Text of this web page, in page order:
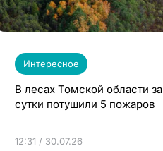
Интересное
В лесах Томской области за
сутки потушили 5 пожаров
12:31 / 30.07.26